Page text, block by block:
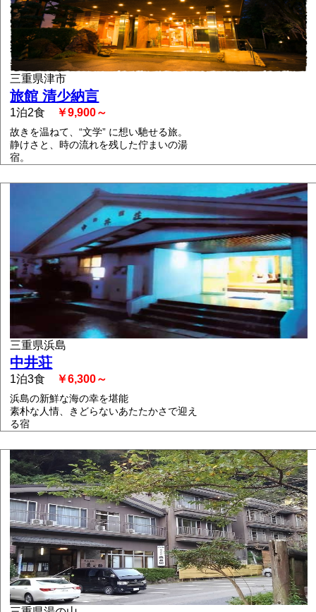
三重県津市
旅館 清少納言
1泊2食 ￥9,900～
故きを温ねて、“文学” に想い馳せる旅。
静けさと、時の流れを残した佇まいの湯
宿。
三重県浜島
中井荘
1泊3食 ￥6,300～
浜島の新鮮な海の幸を堪能
素朴な人情、きどらないあたたかさで迎え
る宿